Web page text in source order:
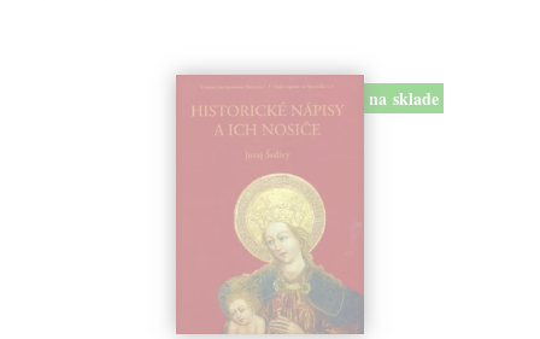
na sklade